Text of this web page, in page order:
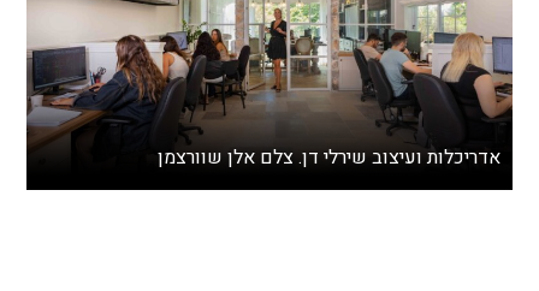
אדריכלות ועיצוב שירלי דן. צלם אלן שוורצמן